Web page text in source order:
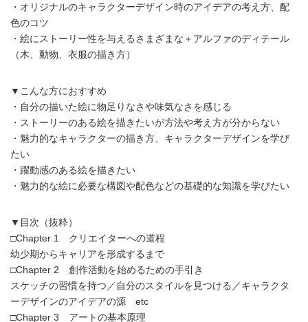
・オリジナルのキャラクターデザイン時のアイデアの考え方、配
色のコツ
・絵にストーリー性を与えるさまざまな＋アルファのディテール
（木、動物、衣服の描き方）
▼こんな方におすすめ
・自分の描いた絵に物足りなさや味気なさを感じる
・ストーリーのある絵を描きたいが方法や考え方が分からない
・魅力的なキャラクターの描き方、キャラクターデザインを学び
たい
・躍動感のある絵を描きたい
・魅力的な絵に必要な構図や配色などの基礎的な知識を学びたい
▼目次（抜粋）
□Chapter 1 クリエイターへの道程
幼少期からキャリアを形成するまで
□Chapter 2 創作活動を始めるための手引き
スケッチの習慣を持つ／自分のスタイルを見つける／キャラクタ
ーデザインのアイデアの源 etc
□Chapter 3 アートの基本原理